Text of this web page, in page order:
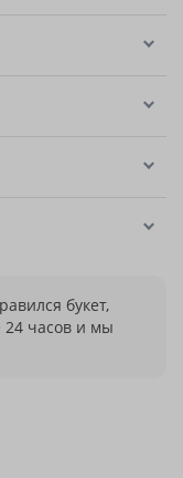
букет,
24 часов и мы